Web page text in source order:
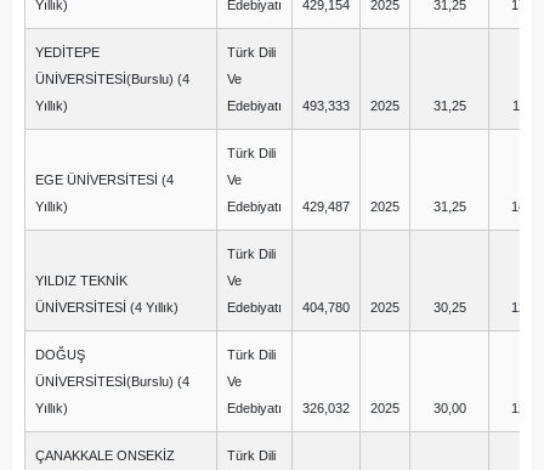
Yıllık)
Edebiyatı
429,154 2025 31,25 17,50
YEDİTEPE
ÜNİVERSİTESİ(Burslu) (4
Yıllık)
Türk Dili
Ve
Edebiyatı
493,333 2025 31,25 11,25
EGE ÜNİVERSİTESİ (4
Yıllık)
Türk Dili
Ve
Edebiyatı
429,487 2025 31,25 14,00
YILDIZ TEKNİK
ÜNİVERSİTESİ (4 Yıllık)
Türk Dili
Ve
Edebiyatı
404,780 2025 30,25 12,50
DOĞUŞ
ÜNİVERSİTESİ(Burslu) (4
Yıllık)
Türk Dili
Ve
Edebiyatı
326,032 2025 30,00 12,50
ÇANAKKALE ONSEKİZ
Türk Dili